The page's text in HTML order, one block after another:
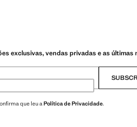
exclusivas, vendas privadas e as últimas
que leu a Política de Privacidade.